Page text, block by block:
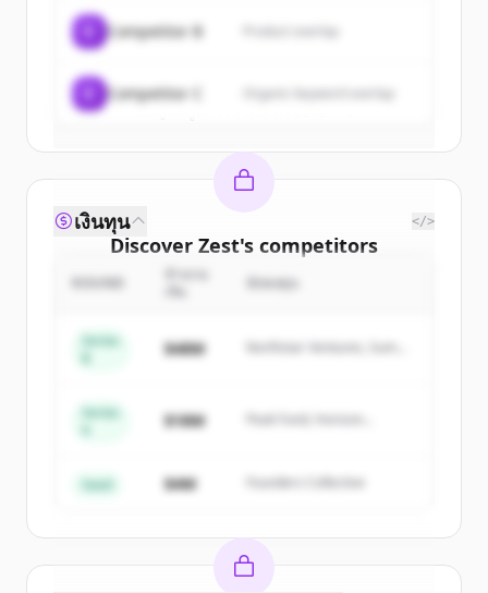
มีบัญชีอยู่แล้วใช่ไหม
Competitor B
Competitor C Organic keyword overlap
Discover Zest's competitors
Sign up for free to view all
New accounts include trial credits to
get started.
Create Free Account
เงินทุน </>
นักลงทุน
Series
$48M
Northstar Ventures, Summit
Series
$18M
Peak Fund, Horizon
Seed $4M Founders Collective